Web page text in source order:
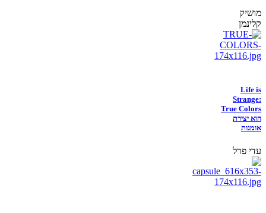
מושיק
קלינמן
Life is
Strange:
True Colors
הוא יצירת
אומנות
עדי פרל